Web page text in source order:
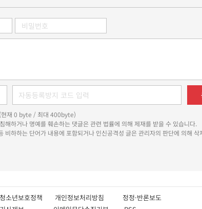
현재 0 byte / 최대 400byte)
해하거나 명예를 훼손하는 댓글은 관련 법률에 의해 제재를 받을 수 있습니다.
비하하는 단어가 내용에 포함되거나 인신공격성 글은 관리자의 판단에 의해 삭
청소년보호정책 개인정보처리방침 정정·반론보도